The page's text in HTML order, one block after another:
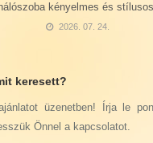
kényelmes és
2026. 07. 24.
keresett?
üzenetben! Írja le
Önnel a kapcsolatot.